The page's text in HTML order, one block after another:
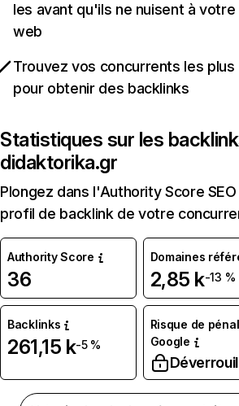
les avant qu'ils ne nuisent à
web
Trouvez vos concurrents les
pour obtenir des backlinks
Statistiques sur les
didaktorika.gr
Plongez dans l'Authority Score
profil de backlink de votre
Authority Score
36
Domaines
2,85 k-13 %
Backlinks
261,15 k-5 %
Risque de
Google